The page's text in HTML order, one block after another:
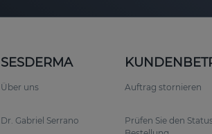
SESDERMA
Über uns
Dr. Gabriel Serrano
Auftrag stornieren
Prüfen Sie den